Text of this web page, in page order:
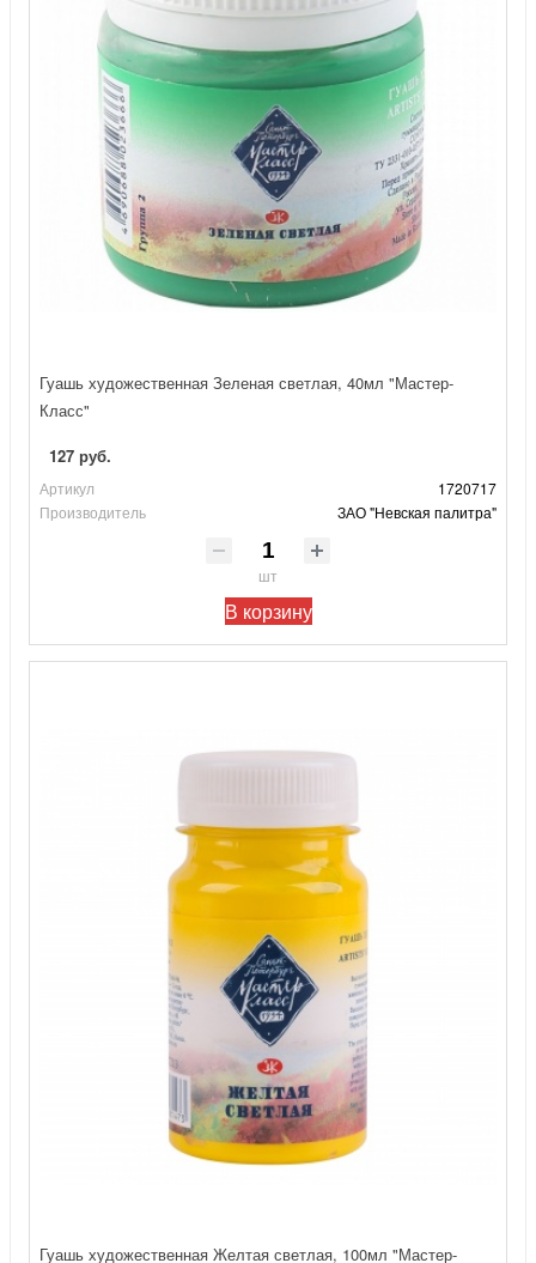
Гуашь художественная Зеленая светлая, 40мл "Мастер-
Класс"
127 руб.
Артикул
1720717
Производитель
ЗАО "Невская палитра"
шт
В корзину
Гуашь художественная Желтая светлая, 100мл "Мастер-